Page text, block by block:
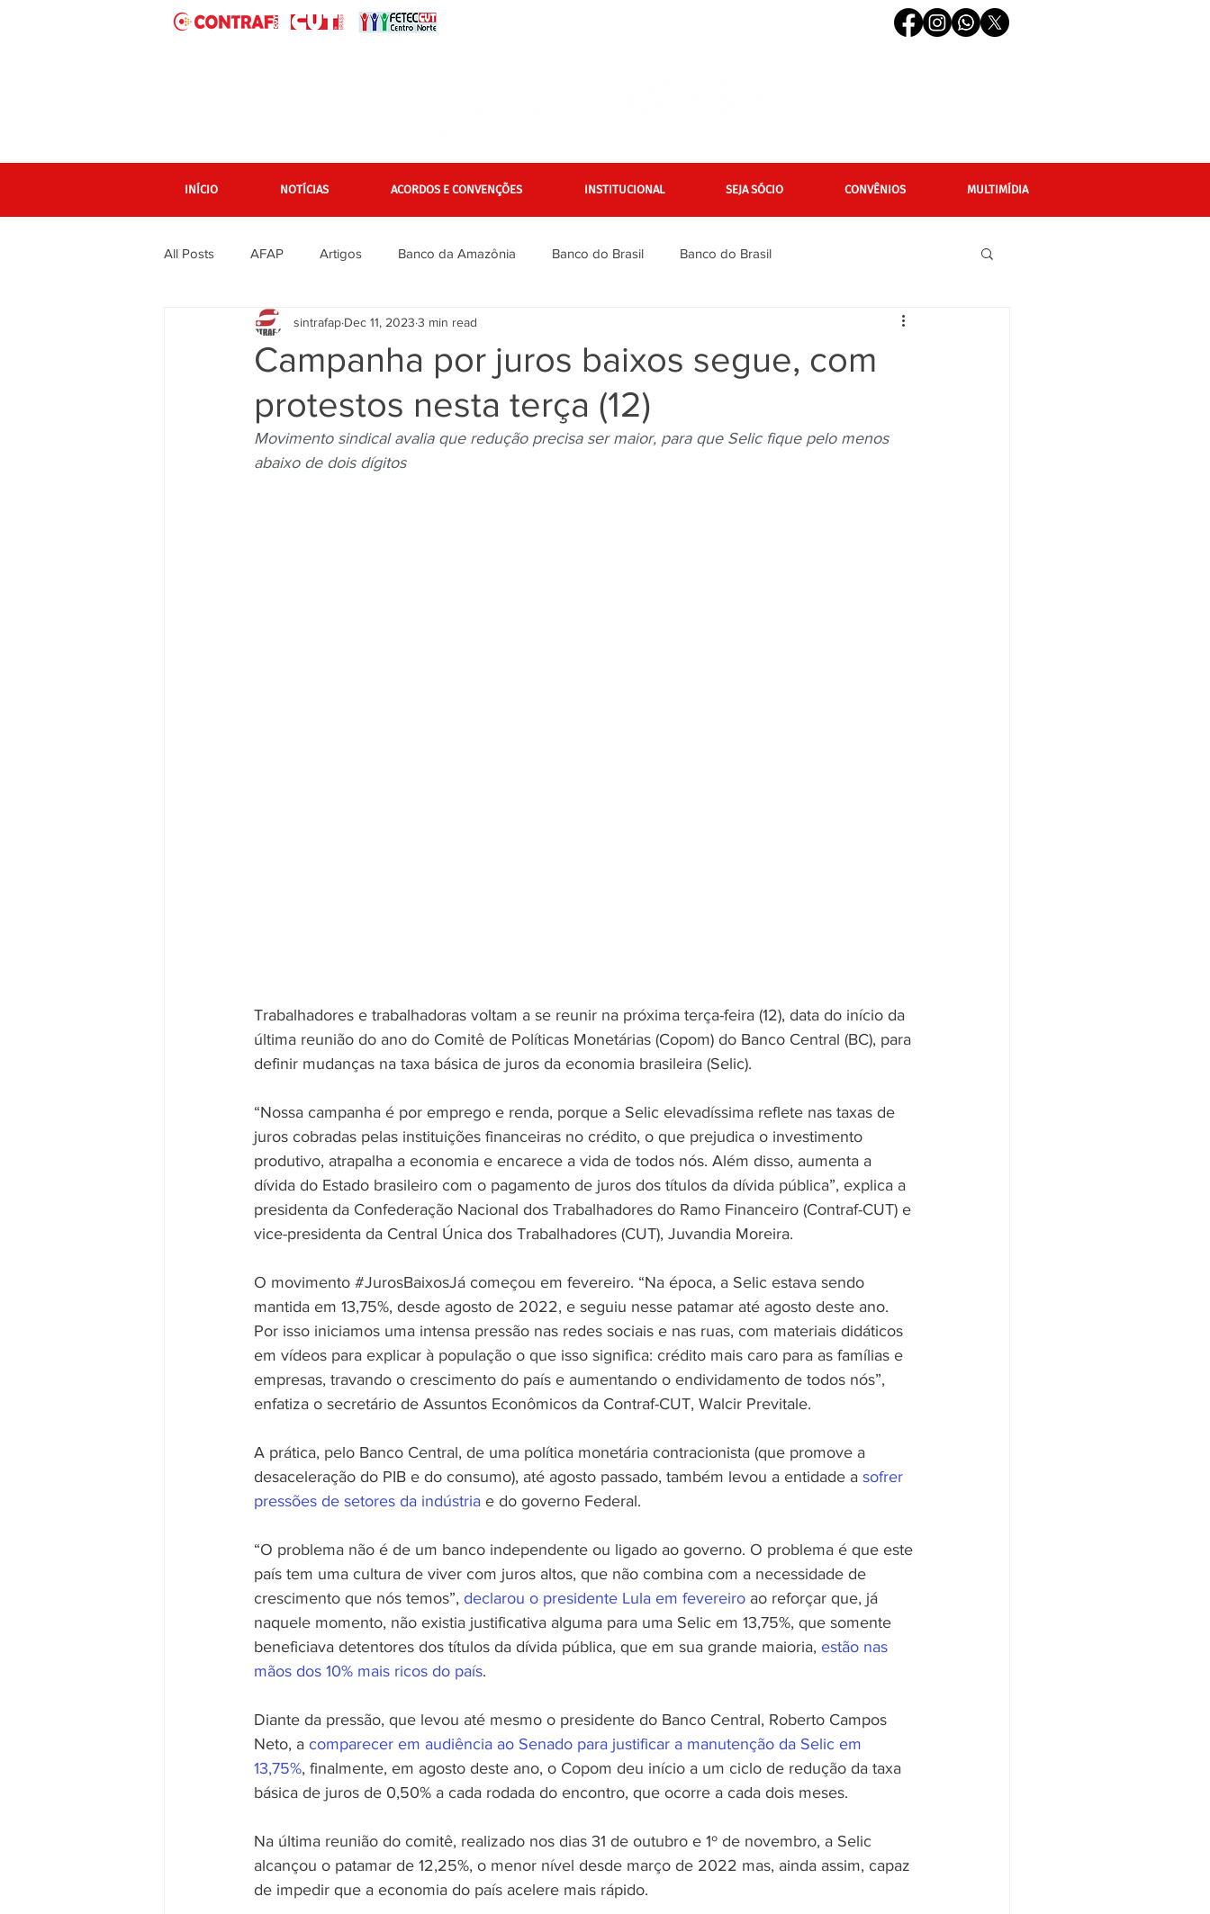
INÍCIO NOTÍCIAS ACORDOS E CONVENÇÕES INSTITUCIONAL SEJA SÓCIO CONVÊNIOS MULTIMÍDIA
All Posts AFAP Artigos Banco da Amazônia Banco do Brasil Banco do Brasil
banner grande pagina inicial Bradesco Editais
Em destaque Página inicial Financiários Gerais Itaú Itaú Unibanco
Movimento Sindical Mulheres
Campanha por juros baixos segue, com
protestos nesta terça (12)
sintrafap Dec 11, 2023 3 min read
Movimento sindical avalia que redução precisa ser maior, para que Selic fique pelo menos
abaixo de dois dígitos
Trabalhadores e trabalhadoras voltam a se reunir na próxima terça-feira (12), data do início da
última reunião do ano do Comitê de Políticas Monetárias (Copom) do Banco Central (BC), para
definir mudanças na taxa básica de juros da economia brasileira (Selic).
“Nossa campanha é por emprego e renda, porque a Selic elevadíssima reflete nas taxas de
juros cobradas pelas instituições financeiras no crédito, o que prejudica o investimento
produtivo, atrapalha a economia e encarece a vida de todos nós. Além disso, aumenta a
dívida do Estado brasileiro com o pagamento de juros dos títulos da dívida pública”, explica a
presidenta da Confederação Nacional dos Trabalhadores do Ramo Financeiro (Contraf-CUT) e
vice-presidenta da Central Única dos Trabalhadores (CUT), Juvandia Moreira.
O movimento #JurosBaixosJá começou em fevereiro. “Na época, a Selic estava sendo
mantida em 13,75%, desde agosto de 2022, e seguiu nesse patamar até agosto deste ano.
Por isso iniciamos uma intensa pressão nas redes sociais e nas ruas, com materiais didáticos
em vídeos para explicar à população o que isso significa: crédito mais caro para as famílias e
empresas, travando o crescimento do país e aumentando o endividamento de todos nós”,
enfatiza o secretário de Assuntos Econômicos da Contraf-CUT, Walcir Previtale.
A prática, pelo Banco Central, de uma política monetária contracionista (que promove a
desaceleração do PIB e do consumo), até agosto passado, também levou a entidade a sofrer
pressões de setores da indústria e do governo Federal.
“O problema não é de um banco independente ou ligado ao governo. O problema é que este
país tem uma cultura de viver com juros altos, que não combina com a necessidade de
crescimento que nós temos”, declarou o presidente Lula em fevereiro ao reforçar que, já
naquele momento, não existia justificativa alguma para uma Selic em 13,75%, que somente
beneficiava detentores dos títulos da dívida pública, que em sua grande maioria, estão nas
mãos dos 10% mais ricos do país.
Diante da pressão, que levou até mesmo o presidente do Banco Central, Roberto Campos
Neto, a comparecer em audiência ao Senado para justificar a manutenção da Selic em
13,75%, finalmente, em agosto deste ano, o Copom deu início a um ciclo de redução da taxa
básica de juros de 0,50% a cada rodada do encontro, que ocorre a cada dois meses.
Na última reunião do comitê, realizado nos dias 31 de outubro e 1º de novembro, a Selic
alcançou o patamar de 12,25%, o menor nível desde março de 2022 mas, ainda assim, capaz
de impedir que a economia do país acelere mais rápido.